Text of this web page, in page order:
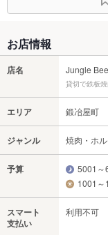
お店情報
店名 Jungle
貸切で鉄板
エリア 鍛冶屋町
ジャンル 焼肉・ホ
予算
5001～
1001～
スマート
支払い
利用不可